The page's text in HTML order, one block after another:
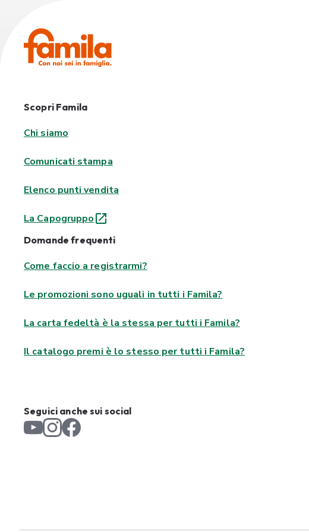
Scopri Famila
Chi siamo
Comunicati stampa
Elenco punti vendita
La Capogruppo
Domande frequenti
Come faccio a registrarmi?
Le promozioni sono uguali in tutti i Famila?
La carta fedeltà è la stessa per tutti i Famila?
Il catalogo premi è lo stesso per tutti i Famila?
Seguici anche sui social